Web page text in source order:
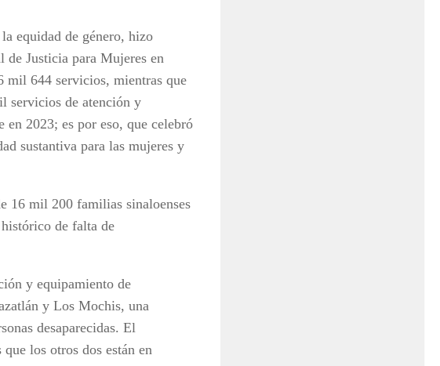
equidad de género, hizo
de Justicia para Mujeres en
mil 644 servicios, mientras que
servicios de atención y
2023; es por eso, que celebró
sustantiva para las mujeres y
16 mil 200 familias sinaloenses
de falta de
y equipamiento de
y Los Mochis, una
desaparecidas. El
los otros dos están en